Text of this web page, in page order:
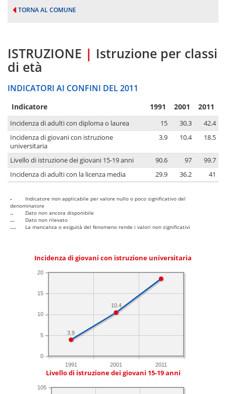
TORNA AL COMUNE
ISTRUZIONE | Istruzione per classi
di età
INDICATORI AI CONFINI DEL 2011
Indicatore 1991 2001 2011
Incidenza di adulti con diploma o laurea 15 30.3
42.4
Incidenza di giovani con istruzione
universitaria
3.9 10.4 18.5
Livello di istruzione dei giovani 15-19 anni 90.6 97
99.7
Incidenza di adulti con la licenza media
29.9 36.2 41
-
Indicatore non applicabile per valore nullo o poco significativo del
denominatore
..
Dato non ancora disponibile
...
Dato non rilevato
....
La mancanza o esiguità del fenomeno rende i valori non significativi
Incidenza di giovani con istruzione universitaria
1991 2001 2011
0
5
10
15
20
10.4
3.9
Livello di istruzione dei giovani 15-19 anni
105